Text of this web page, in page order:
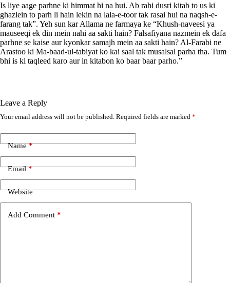
Is liye aage parhne ki himmat hi na hui. Ab rahi dusri kitab to us ki
ghazlein to parh li hain lekin na lala-e-toor tak rasai hui na naqsh-e-
farang tak”. Yeh sun kar Allama ne farmaya ke “Khush-naveesi ya
mauseeqi ek din mein nahi aa sakti hain? Falsafiyana nazmein ek dafa
parhne se kaise aur kyonkar samajh mein aa sakti hain? Al-Farabi ne
Arastoo ki Ma-baad-ul-tabiyat ko kai saal tak musalsal parha tha. Tum
bhi is ki taqleed karo aur in kitabon ko baar baar parho.”
Leave a Reply
Your email address will not be published. Required fields are marked *
Name*
Email*
Website
Add Comment *
A
t
e
t
i